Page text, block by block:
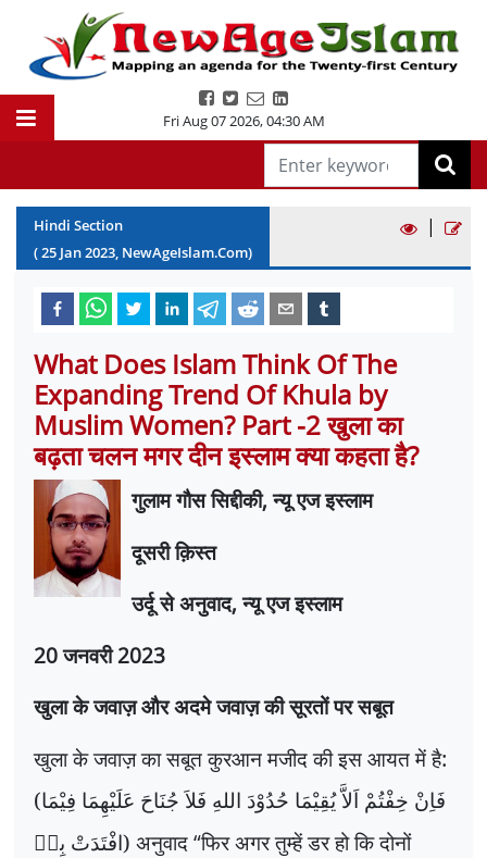
Fri Aug 07 2026,04:30 AM
Hindi Section
(25 Jan2023, NewAgeIslam.Com)
|
What Does Islam Think Of The
Expanding Trend Of Khula by
Muslim Women? Part -2 खुला का
बढ़ता चलन मगर दीन इस्लाम क्या कहता है?
गुलाम गौस सिद्दीकी,न्यू एज इस्लाम
दूसरी क़िस्त
उर्दू से अनुवाद,न्यू एज इस्लाम
20जनवरी2023
खुला के जवाज़ और अदमे जवाज़ की सूरतों पर सबूत
खुला के जवाज़ का सबूत कुरआन मजीद की इस आयत में है:
(فَاِنْ خِفْتُمْ اَلاَّ یُقِیْمَا حُدُوْدَ اللهِ فَلاَ جُنَاحَ عَلَیْهِمَا فِیْمَا
افْتَدَتْ بِهٖ ) अनुवाद“फिर अगर तुम्हें डर हो कि दोनों